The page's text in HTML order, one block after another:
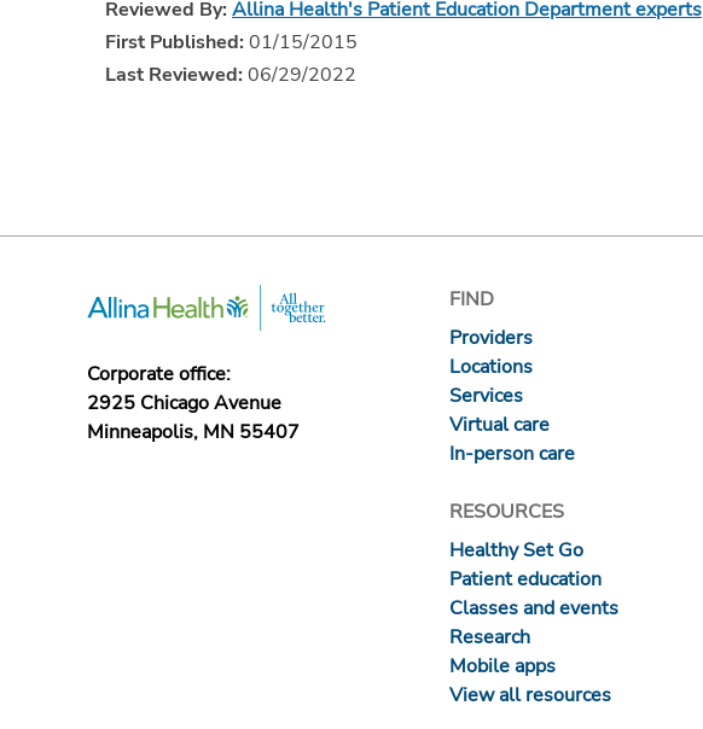
Reviewed By: Allina Health's Patient Education Department experts
First Published: 01/15/2015
Last Reviewed: 06/29/2022
Corporate office:
2925 Chicago Avenue
Minneapolis, MN 55407
FIND
Providers
Locations
Services
Virtual care
In-person care
RESOURCES
Healthy Set Go
Patient education
Classes and events
Research
Mobile apps
View all resources